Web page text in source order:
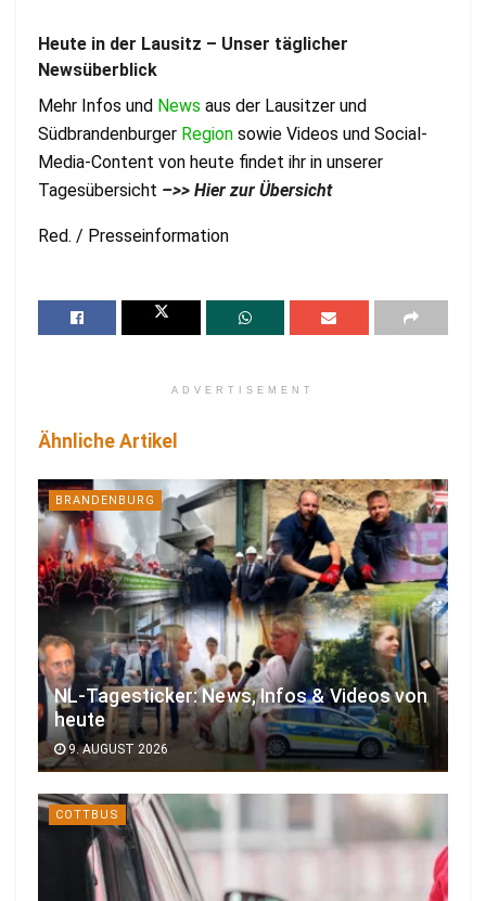
Heute in der Lausitz – Unser täglicher
Newsüberblick
Mehr Infos und News aus der Lausitzer und
Südbrandenburger Region sowie Videos und Social-
Media-Content von heute findet ihr in unserer
Tagesübersicht –>> Hier zur Übersicht
Red. / Presseinformation
ADVERTISEMENT
Ähnliche Artikel
BRANDENBURG
NL-Tagesticker: News, Infos & Videos von
heute
9. AUGUST 2026
COTTBUS